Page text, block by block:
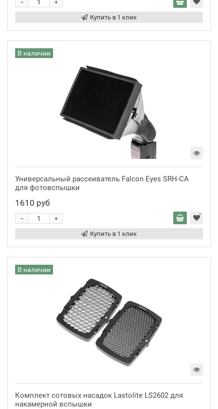
+
-
Купить в 1 клик
В наличии
Универсальный рассеиватель Falcon Eyes SRH-CA
для фотовспышки
1610 руб
+
-
Купить в 1 клик
В наличии
Комплект сотовых насадок Lastolite LS2602 для
накамерной вспышки